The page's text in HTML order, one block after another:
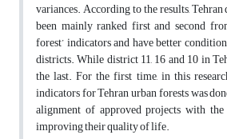
variances. According to the results,
been mainly ranked first and second
forest’ indicators and have better
districts. While district 11, 16 and 10 in
the last. For the first time, in this
indicators for Tehran urban forests was
alignment of approved projects with
improving their quality of life.